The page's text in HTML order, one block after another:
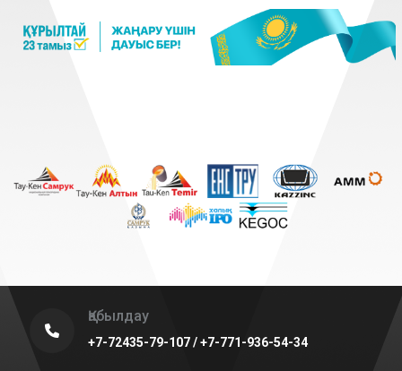
Қабылдау
+7-72435-79-107 / +7-771-936-54-34